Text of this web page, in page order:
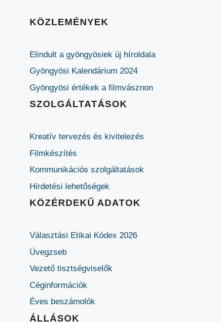
KÖZLEMÉNYEK
Elindult a gyöngyösiek új híroldala
Gyöngyösi Kalendárium 2024
Gyöngyösi értékek a filmvásznon
SZOLGÁLTATÁSOK
Kreatív tervezés és kivitelezés
Filmkészítés
Kommunikációs szolgáltatások
Hirdetési lehetőségek
KÖZÉRDEKŰ ADATOK
Választási Etikai Kódex 2026
Üvegzseb
Vezető tisztségviselők
Céginformációk
Éves beszámolók
ÁLLÁSOK